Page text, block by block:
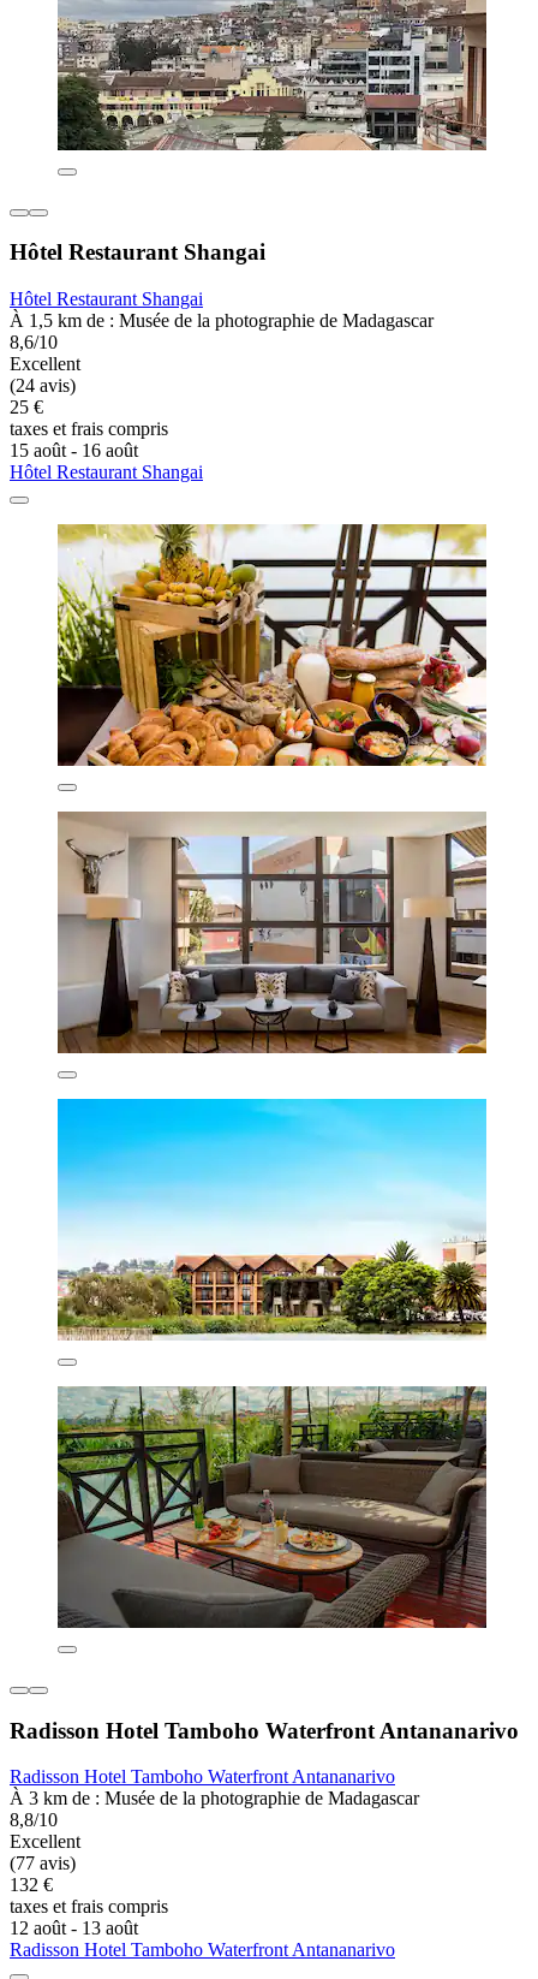
Hôtel Restaurant Shangai
Hôtel Restaurant Shangai
À 1,5 km de : Musée de la photographie de Madagascar
8,6/10
Excellent
(24 avis)
25 €
taxes et frais compris
15 août - 16 août
Hôtel Restaurant Shangai
Radisson Hotel Tamboho Waterfront Antananarivo
Radisson Hotel Tamboho Waterfront Antananarivo
À 3 km de : Musée de la photographie de Madagascar
8,8/10
Excellent
(77 avis)
132 €
taxes et frais compris
12 août - 13 août
Radisson Hotel Tamboho Waterfront Antananarivo